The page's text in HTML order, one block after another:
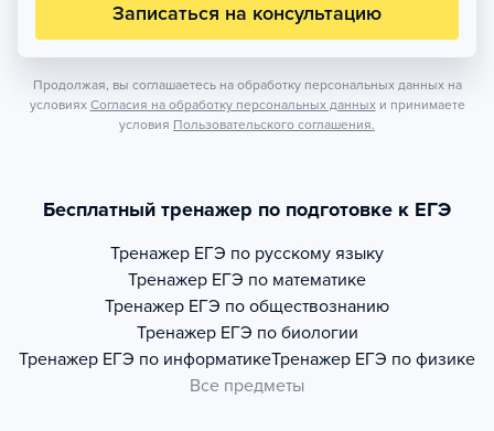
Записаться на консультацию
Продолжая, вы соглашаетесь на обработку персональных данных на
условиях Согласия на обработку персональных данных и принимаете
условия Пользовательского соглашения.
Бесплатный тренажер по подготовке к ЕГЭ
Тренажер ЕГЭ по русскому языку
Тренажер ЕГЭ по математике
Тренажер ЕГЭ по обществознанию
Тренажер ЕГЭ по биологии
Тренажер ЕГЭ по информатикеТренажер ЕГЭ по физике
Все предметы